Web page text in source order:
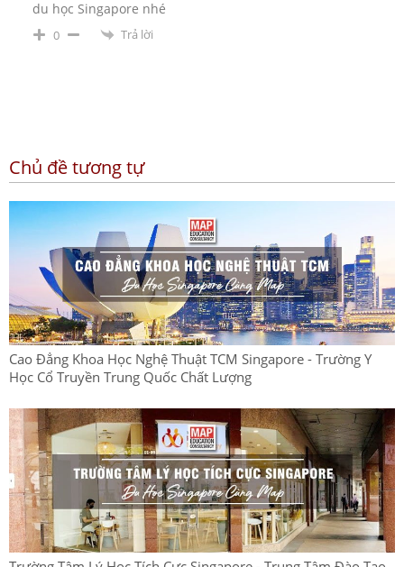
du học Singapore nhé
0 Trả lời
Chủ đề tương tự
Cao Đẳng Khoa Học Nghệ Thuật TCM Singapore - Trường Y
Học Cổ Truyền Trung Quốc Chất Lượng